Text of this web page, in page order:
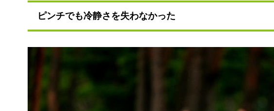
ピンチでも冷静さを失わなかった